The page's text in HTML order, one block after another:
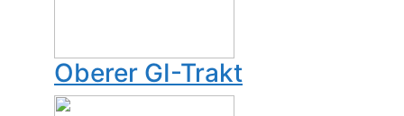
Oberer GI-Trakt